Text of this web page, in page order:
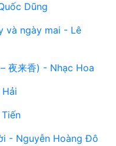
Dũng
và ngày mai - Lê
夜来香) - Nhạc Hoa
- Nguyễn Hoàng Đô